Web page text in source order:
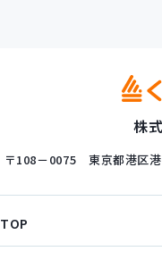
株
〒108－0075 東京都港区
TOP